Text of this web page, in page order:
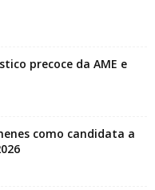
precoce da AME e
como candidata a